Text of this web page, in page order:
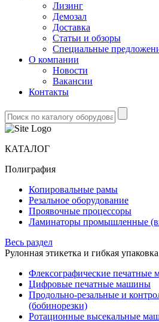
Лизинг
Демозал
Доставка
Статьи и обзоры
Специальные
О компании
Новости
Вакансии
Контакты
КАТАЛОГ
Полиграфия
Копировальные рамы
Резальное оборудование
Проявочные процессоры
Ламинаторы промышленные
Весь раздел
Рулонная этикетка и гибкая упаковка
Флексографические печатные
Цифровые печатные машины
Продольно-резальные и
(бобинорезки)
Ротационные высекальные